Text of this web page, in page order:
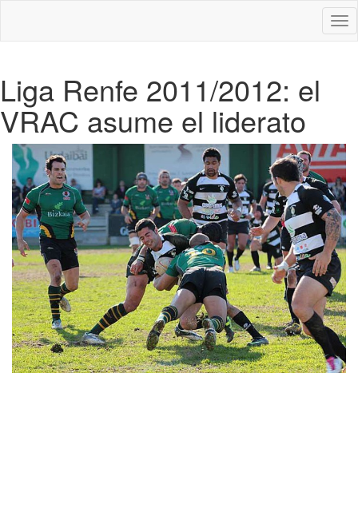
Liga Renfe 2011/2012: el
VRAC asume el liderato